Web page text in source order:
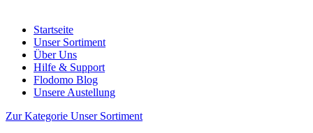
Startseite
Unser Sortiment
Über Uns
Hilfe & Support
Flodomo Blog
Unsere Austellung
Zur Kategorie Unser Sortiment